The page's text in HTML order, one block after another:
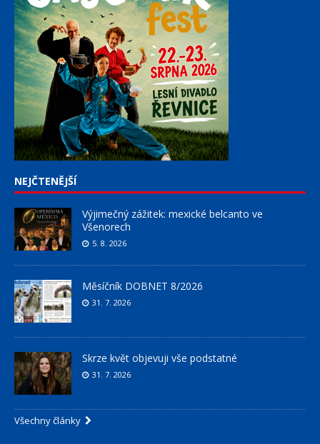
NEJČTENĚJŠÍ
Výjimečný zážitek: mexické belcanto ve
Všenorech
5. 8. 2026
Měsíčník DOBNET 8/2026
31. 7. 2026
Skrze květ objevuji vše podstatné
31. 7. 2026
Všechny články